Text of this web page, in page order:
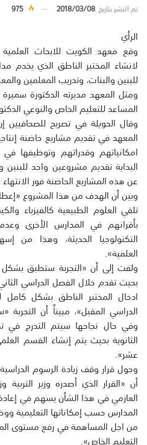
تم النشر بتاريخ2018/03/08
975
الرأي
وقع معهد الكويت للابحاث العلمية
لانشاء المختبر الناطق الذي يخدم
للبنين والبنات، وتدريب المعلمين
ومثل المعهد مديرته الدكتورة سميرة
المساعد للتعليم الخاص والنوعي
وقال الحويلة في تصريح للصحافيين
المعهد في تقديم مشاريع حاضنة
امكانياتهم وقدراتهم وتوظيفها
البداية تقديم مشروعين واحد
عن هذه المشاريع الحاضنة فور
وبين أن الهدف من هذا المشروع
تلقي العلوم الطبيعية كالفيزياء
بأقرانهم في المدارس الأخرى
التكنولوجيا الحديثة، وهذا من
العلمية».
ولفت إلى أن «التجربة ستطبق
بحيث تقدم خلال الفصل الدراسي
ادخال المختبر الناطق بشكل كامل
الدراسي المقبل»، مبيناً أن
وفي حال نجاحها سيتم التدرج في
الثانوية بحيث يتم إنشاء القسم
عشر».
وحول قرار وقف زيادة الرسوم
أن «القرار الذي أصدره وزير التربية
العازمي في هذا الشأن يسهم في
المدارس حسب إمكاناتها التعليمية
من اجل المساهمة في رفع مستوى
التعليم الخاص».